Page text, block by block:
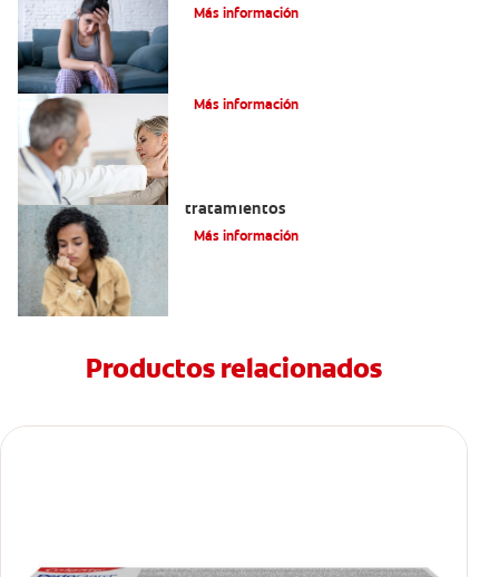
Más información
Más información
tratamientos
Más información
Productos relacionados